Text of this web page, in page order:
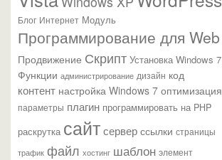
Блог Интернет Модуль
Программирование для Web
Продвижение Скрипт Установка Windows 7
Функции администрирование дизайн код
контент настройка Windows 7 оптимизация
параметры плагин программировать на PHP
раскрутка сайтсервер ссылки страницы
трафик файл хостинг шаблон элемент